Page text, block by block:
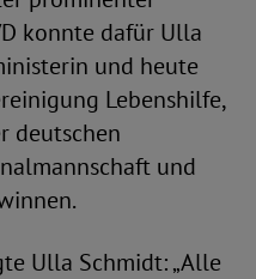
konnte dafür Ulla
und heute
Lebenshilfe,
deutschen
und
Ulla Schmidt: „Alle